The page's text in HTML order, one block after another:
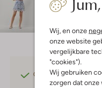
Wij, en onze
onze website
vergelijkbare
"cookies").
Wij gebruiken
zorgen dat onze
Sara is 1 meter 78
Gratis verzending